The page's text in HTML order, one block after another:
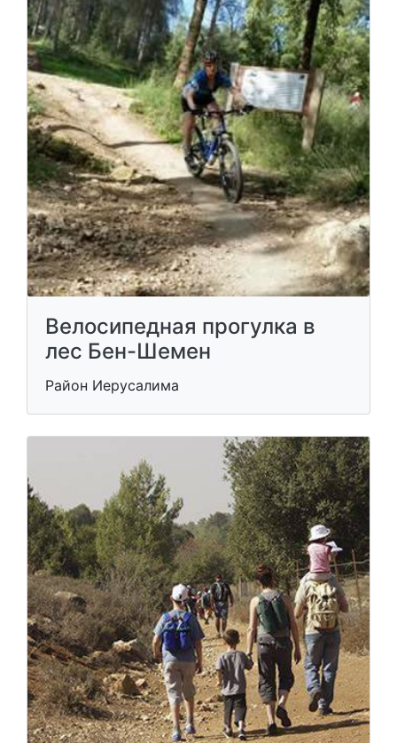
Велосипедная прогулка в
лес Бен-Шемен
Район Иерусалима